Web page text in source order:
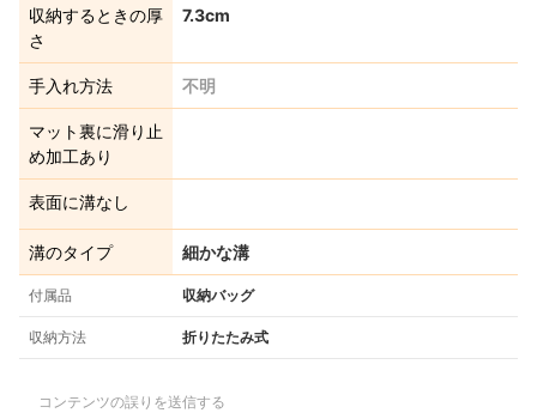
収納するときの厚
さ
7.3cm
手入れ方法 不明
マット裏に滑り止
め加工あり
表面に溝なし
溝のタイプ 細かな溝
付属品 収納バッグ
収納方法 折りたたみ式
コンテンツの誤りを送信する